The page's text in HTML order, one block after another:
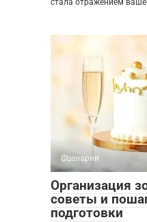
стала отражением
Сценарии
Организация
советы и
подготовки